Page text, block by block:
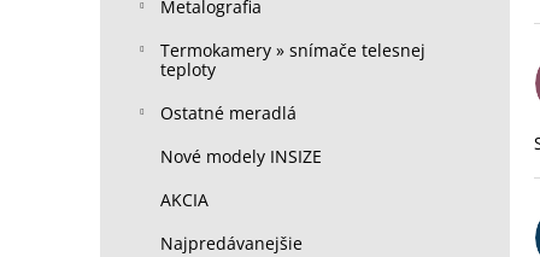
Metalografia
Termokamery » snímače telesnej
teploty
Ostatné meradlá
Nové modely INSIZE
AKCIA
Najpredávanejšie